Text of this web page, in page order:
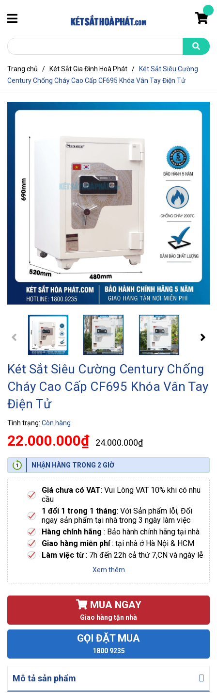
Trang chủ / Két Sắt Gia Đình Hoà Phát /
Két Sắt Siêu Cường
Century Chống Cháy Cao Cấp CF695 Khóa Vân Tay Điện Tử
Két Sắt Siêu Cường Century Chống
Cháy Cao Cấp CF695 Khóa Vân Tay
Điện Tử
Tình trạng: Còn hàng
22.000.000₫ 24.000.000₫
NHẬN HÀNG TRONG 2 GIỜ
Giá chưa có VAT: Vui Lòng VAT 10% khi có nhu
cầu
1 đổi 1 trong 1 tháng: Với Sản phẩm lỗi, Đổi
ngay sản phẩm tại nhà trong 3 ngày làm việc
Hàng chính hãng : Bảo hành chính hãng tại nhà
Giao hàng miễn phí: tại nhà ở Hà Nội & HCM
Làm việc từ: 7h đến 22h cả thứ 7,CN và ngày lễ
Xem thêm
MUA NGAY
Giao hàng tận nhà
GỌI ĐẶT MUA
1800 9235
Mô tả sản phẩm